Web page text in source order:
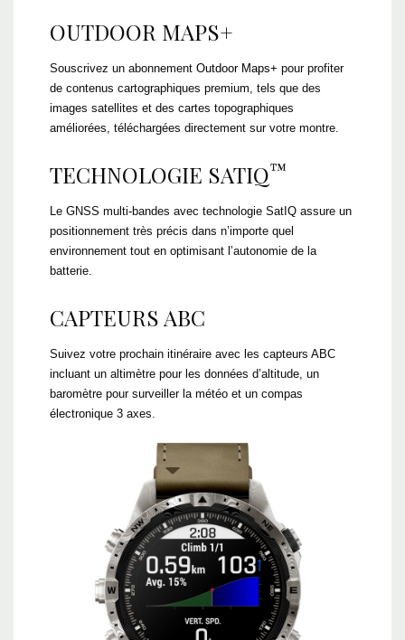
OUTDOOR MAPS+
Souscrivez un abonnement Outdoor Maps+ pour profiter
de contenus cartographiques premium, tels que des
images satellites et des cartes topographiques
améliorées, téléchargées directement sur votre montre.
TECHNOLOGIE SATIQ™
Le GNSS multi-bandes avec technologie SatIQ assure un
positionnement très précis dans n’importe quel
environnement tout en optimisant l’autonomie de la
batterie.
CAPTEURS ABC
Suivez votre prochain itinéraire avec les capteurs ABC
incluant un altimètre pour les données d’altitude, un
baromètre pour surveiller la météo et un compas
électronique 3 axes.